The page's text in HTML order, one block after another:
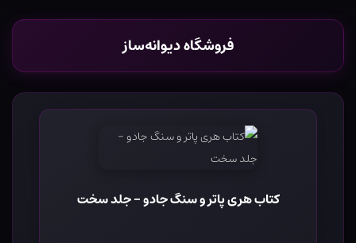
فروشگاه دیوانه‌ساز
کتاب هری پاتر و سنگ جادو - جلد سخت